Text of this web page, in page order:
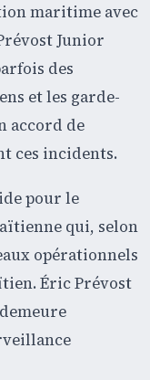
maritime avec
Junior
des
et les garde-
accord de
ces incidents.
pour le
qui, selon
opérationnels
Éric Prévost